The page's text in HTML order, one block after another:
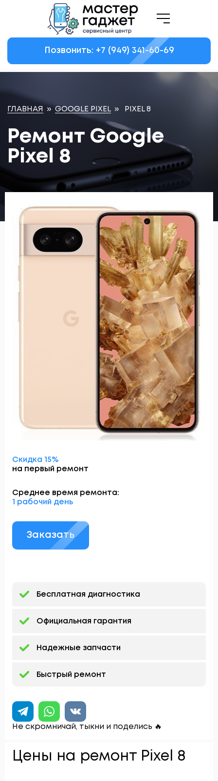
Позвонить: +7 (949) 341-60-69
ГЛАВНАЯ » GOOGLE PIXEL » PIXEL 8
Ремонт Google
Pixel 8
Скидка 15%
на первый ремонт
Среднее время ремонта:
1 рабочий день
Заказать
Бесплатная диагностика
Официальная гарантия
Надежные запчасти
Быстрый ремонт
Не скромничай, тыкни и поделись 🔥
Цены на ремонт Pixel 8